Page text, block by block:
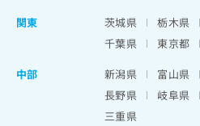
関東
茨城県 栃木県
千葉県
東京都
中部
新潟県 富山県
長野県
岐阜県
三重県